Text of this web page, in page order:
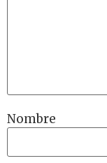
Nombre